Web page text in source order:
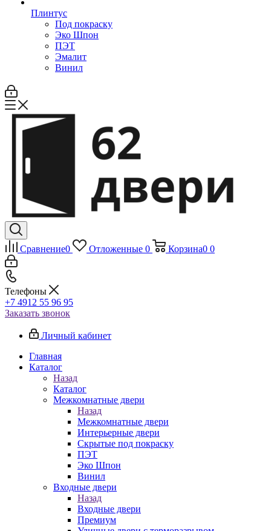
Плинтус
Под покраску
Эко Шпон
ПЭТ
Эмалит
Винил
Сравнение0 Отложенные 0 Корзина0 0
Телефоны
+7 4912 55 96 95
Заказать звонок
Личный кабинет
Главная
Каталог
Назад
Каталог
Межкомнатные двери
Назад
Межкомнатные двери
Интерьерные двери
Скрытые под покраску
ПЭТ
Эко Шпон
Винил
Входные двери
Назад
Входные двери
Премиум